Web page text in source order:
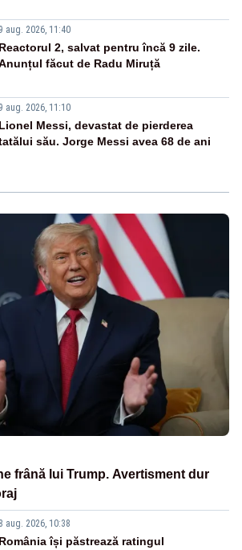
9 aug. 2026, 11:40
Reactorul 2, salvat pentru încă 9 zile.
făcut de Radu Miruță
9 aug. 2026, 11:10
Lionel Messi, devastat de pierderea
său. Jorge Messi avea 68 de ani
frână lui Trump. Avertisment dur
8 aug. 2026, 10:38
România își păstrează ratingul